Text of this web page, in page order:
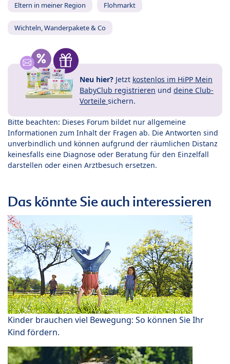
Eltern in meiner Region Flohmarkt
Wichteln, Wanderpakete & Co
Neu hier? Jetzt kostenlos im HiPP Mein
BabyClub registrieren und deine Club-
Vorteile sichern.
Bitte beachten: Dieses Forum bildet nur allgemeine
Informationen zum Inhalt der Fragen ab. Die Antworten sind
unverbindlich und können aufgrund der räumlichen Distanz
keinesfalls eine Diagnose oder Beratung für den Einzelfall
darstellen oder einen Arztbesuch ersetzen.
Das könnte Sie auch interessieren
Kinder brauchen viel Bewegung: So können Sie Ihr
Kind fördern.